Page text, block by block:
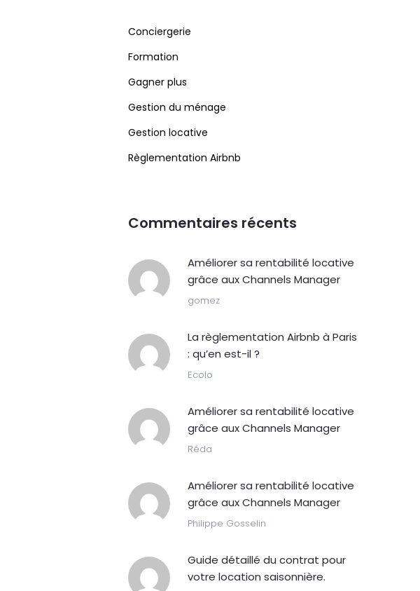
Conciergerie
Formation
Gagner plus
Gestion du ménage
Gestion locative
Règlementation Airbnb
Commentaires récents
Améliorer sa rentabilité locative
grâce aux Channels Manager
gomez
La règlementation Airbnb à Paris
: qu’en est-il ?
Ecolo
Améliorer sa rentabilité locative
grâce aux Channels Manager
Réda
Améliorer sa rentabilité locative
grâce aux Channels Manager
Philippe Gosselin
Guide détaillé du contrat pour
votre location saisonnière.